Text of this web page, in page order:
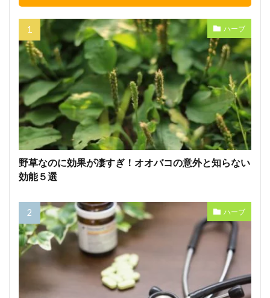
ハーブ
野草なのに効果が凄すぎ！オオバコの意外と知らない
効能５選
ハーブ